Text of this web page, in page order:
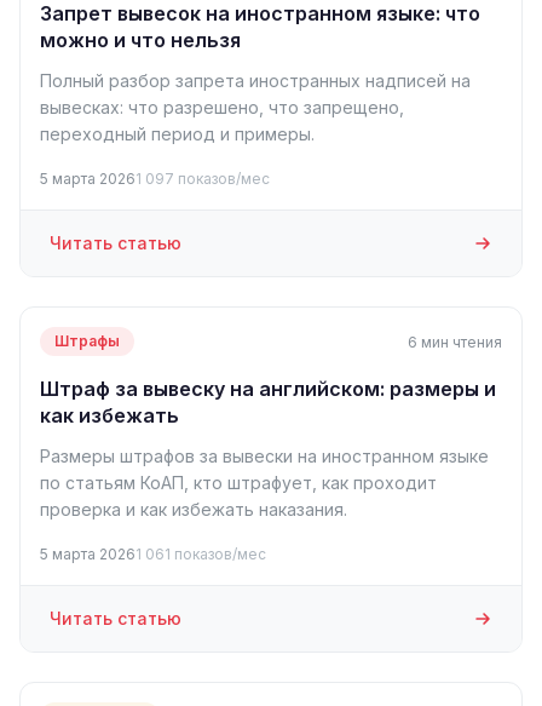
Запрет вывесок на иностранном языке: что
можно и что нельзя
Полный разбор запрета иностранных надписей на
вывесках: что разрешено, что запрещено,
переходный период и примеры.
5 марта 20261 097 показов/мес
Читать статью
Штрафы 6 мин чтения
Штраф за вывеску на английском: размеры и
как избежать
Размеры штрафов за вывески на иностранном языке
по статьям КоАП, кто штрафует, как проходит
проверка и как избежать наказания.
5 марта 20261 061 показов/мес
Читать статью